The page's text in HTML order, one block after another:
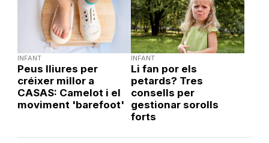
INFANT
Peus lliures per
créixer millor a
CASAS: Camelot i el
moviment 'barefoot'
INFANT
Li fan por els
petards? Tres
consells per
gestionar sorolls
forts